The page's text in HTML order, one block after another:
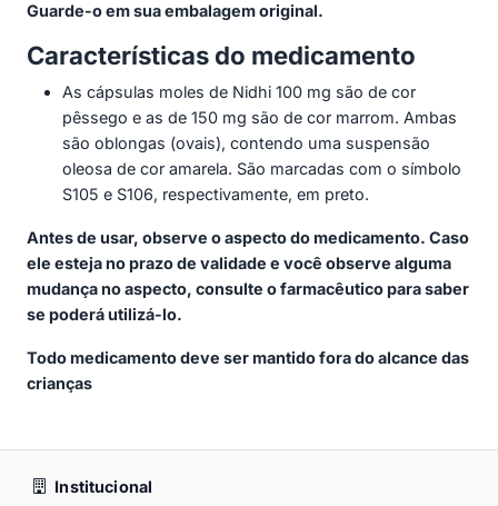
Guarde-o em sua embalagem original.
Características do medicamento
As cápsulas moles de Nidhi 100 mg são de cor
pêssego e as de 150 mg são de cor marrom. Ambas
são oblongas (ovais), contendo uma suspensão
oleosa de cor amarela. São marcadas com o símbolo
S105 e S106, respectivamente, em preto.
Antes de usar, observe o aspecto do medicamento. Caso
ele esteja no prazo de validade e você observe alguma
mudança no aspecto, consulte o farmacêutico para saber
se poderá utilizá-lo.
Todo medicamento deve ser mantido fora do alcance das
crianças
Institucional